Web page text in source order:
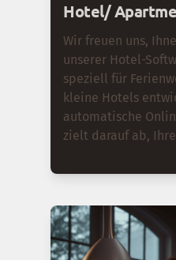
Hotel/
Wir freuen uns,
unserer Hotel-
speziell für
kleine Hotels
automatische
zielt darauf ab,
Zugangscode
kontaktlosen online
Zimmer kann sofort
die Gäste warten